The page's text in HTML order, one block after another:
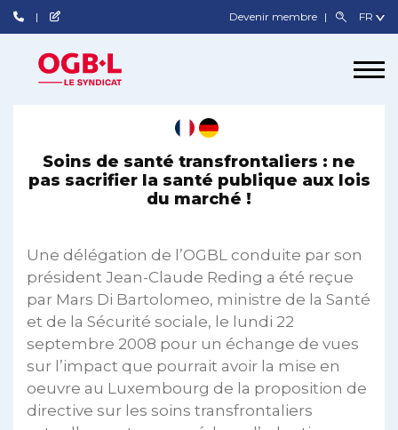
Devenir membre
Soins de santé transfrontaliers : ne
pas sacrifier la santé publique aux lois
du marché !
Une délégation de l’OGBL conduite par son
président Jean-Claude Reding a été reçue
par Mars Di Bartolomeo, ministre de la Santé
et de la Sécurité sociale, le lundi 22
septembre 2008 pour un échange de vues
sur l’impact que pourrait avoir la mise en
oeuvre au Luxembourg de la proposition de
directive sur les soins transfrontaliers